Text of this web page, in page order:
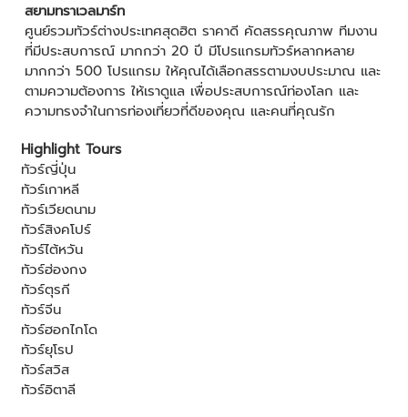
สยามทราเวลมาร์ท
ศูนย์รวมทัวร์ต่างประเทศสุดฮิต ราคาดี คัดสรรคุณภาพ ทีมงาน
ที่มีประสบการณ์ มากกว่า 20 ปี มีโปรแกรมทัวร์หลากหลาย
มากกว่า 500 โปรแกรม ให้คุณได้เลือกสรรตามงบประมาณ และ
ตามความต้องการ ให้เราดูแล เพื่อประสบการณ์ท่องโลก และ
ความทรงจำในการท่องเที่ยวที่ดีของคุณ และคนที่คุณรัก
Highlight Tours
ทัวร์ญี่ปุ่น
ทัวร์เกาหลี
ทัวร์เวียดนาม
ทัวร์สิงคโปร์
ทัวร์ไต้หวัน
ทัวร์ฮ่องกง
ทัวร์ตุรกี
ทัวร์จีน
ทัวร์ฮอกไกโด
ทัวร์ยุโรป
ทัวร์สวิส
ทัวร์อิตาลี